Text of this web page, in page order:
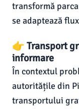
transformă
se adaptează
👉 Transport
informare
În contextul
autoritățile din
transportului